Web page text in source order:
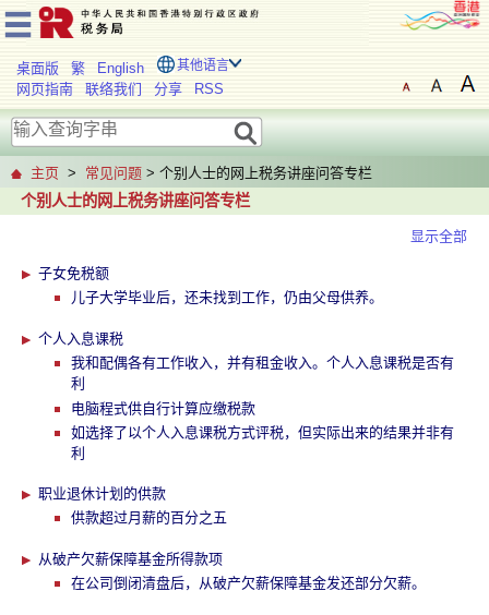
桌面版 繁 English 其他语言
网页指南 联络我们 分享 RSS
主页 > 常见问题 > 个别人士的网上税务讲座问答专栏
个别人士的网上税务讲座问答专栏
显示全部
子女免税额
儿子大学毕业后，还未找到工作，仍由父母供养。
个人入息课税
我和配偶各有工作收入，并有租金收入。个人入息课税是否有
利
电脑程式供自行计算应缴税款
如选择了以个人入息课税方式评税，但实际出来的结果并非有
利
职业退休计划的供款
供款超过月薪的百分之五
从破产欠薪保障基金所得款项
在公司倒闭清盘后，从破产欠薪保障基金发还部分欠薪。